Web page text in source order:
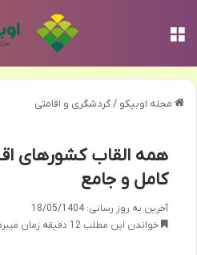
مجله اوبیکو /گردشگری و اقامتی
همه القاب کشورهای
کامل و جامع
آخرین به روز رسانی: 18/05/1404
خواندن این مطلب 12 دقیقه زمان میبرد